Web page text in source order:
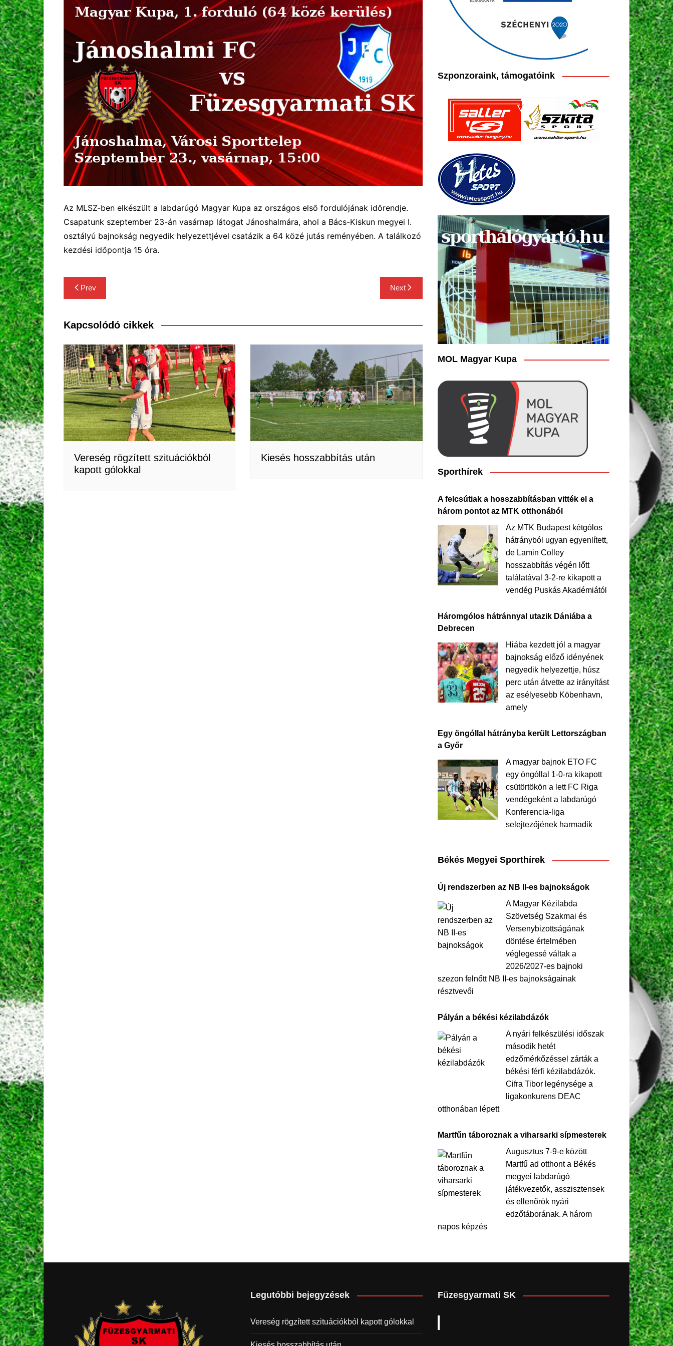
2025
2026
Az MLSZ-ben elkészült a labdarúgó Magyar Kupa az országos első fordulójának időrendje.
Csapatunk szeptember 23-án vasárnap látogat Jánoshalmára, ahol a Bács-Kiskun megyei I.
osztályú bajnokság negyedik helyezettjével csatázik a 64 közé jutás reményében. A találkozó
kezdési időpontja 15 óra.
Bejegyzés
navigáció
Prev Next
Kapcsolódó cikkek
Vereség rögzített szituációkból
kapott gólokkal
Kiesés hosszabbítás után
Szponzoraink, támogatóink
MOL Magyar Kupa
Sporthírek
A felcsútiak a hosszabbításban vitték el a
három pontot az MTK otthonából
Az MTK Budapest kétgólos
hátrányból ugyan egyenlített,
de Lamin Colley
hosszabbítás végén lőtt
találatával 3-2-re kikapott a
vendég Puskás Akadémiától
Háromgólos hátránnyal utazik Dániába a
Debrecen
Hiába kezdett jól a magyar
bajnokság előző idényének
negyedik helyezettje, húsz
perc után átvette az irányítást
az esélyesebb Köbenhavn,
amely
Egy öngóllal hátrányba került Lettországban
a Győr
A magyar bajnok ETO FC
egy öngóllal 1-0-ra kikapott
csütörtökön a lett FC Riga
vendégeként a labdarúgó
Konferencia-liga
selejtezőjének harmadik
Békés Megyei Sporthírek
Új rendszerben az NB II-es bajnokságok
A Magyar Kézilabda
Szövetség Szakmai és
Versenybizottságának
döntése értelmében
véglegessé váltak a
2026/2027-es bajnoki
szezon felnőtt NB II-es bajnokságainak
résztvevői
Pályán a békési kézilabdázók
A nyári felkészülési időszak
második hetét
edzőmérkőzéssel zárták a
békési férfi kézilabdázók.
Cifra Tibor legénysége a
ligakonkurens DEAC
otthonában lépett
Martfűn táboroznak a viharsarki sípmesterek
Augusztus 7-9-e között
Martfű ad otthont a Békés
megyei labdarúgó
játékvezetők, asszisztensek
és ellenőrök nyári
edzőtáborának. A három
napos képzés
Legutóbbi bejegyzések
Vereség rögzített szituációkból kapott gólokkal
Füzesgyarmati SK